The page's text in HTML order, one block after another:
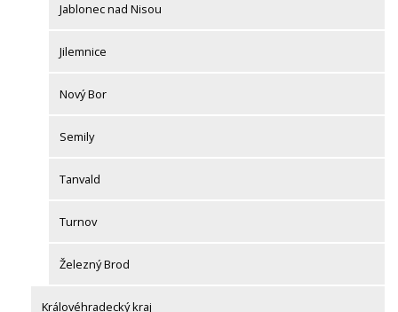
Jablonec nad Nisou
Jilemnice
Nový Bor
Semily
Tanvald
Turnov
Železný Brod
Královéhradecký kraj